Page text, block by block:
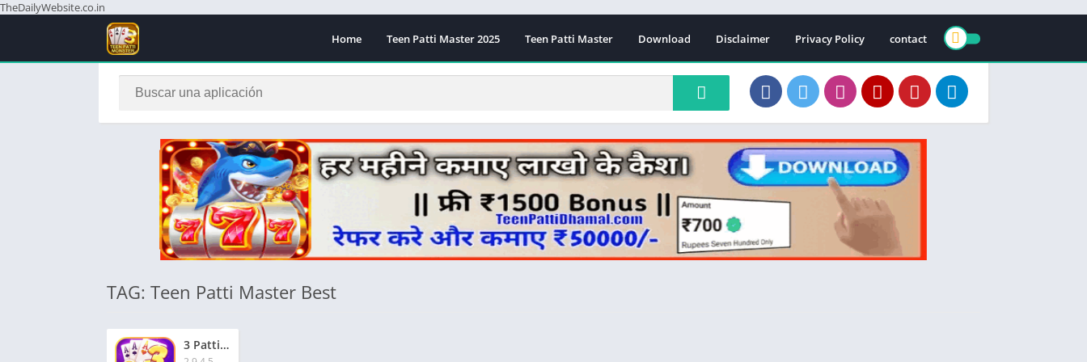
TheDailyWebsite.co.in
Home Teen Patti Master 2025 Teen Patti Master Download Disclaimer Privacy Policy contact
TAG: Teen Patti Master Best
3 Patti Master Best App | 3 पत्ती मास्टर सर्वश्रेष्ठ ऐप | ₹3000 बोनस